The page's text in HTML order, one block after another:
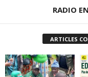
RADIO
ARTICLES